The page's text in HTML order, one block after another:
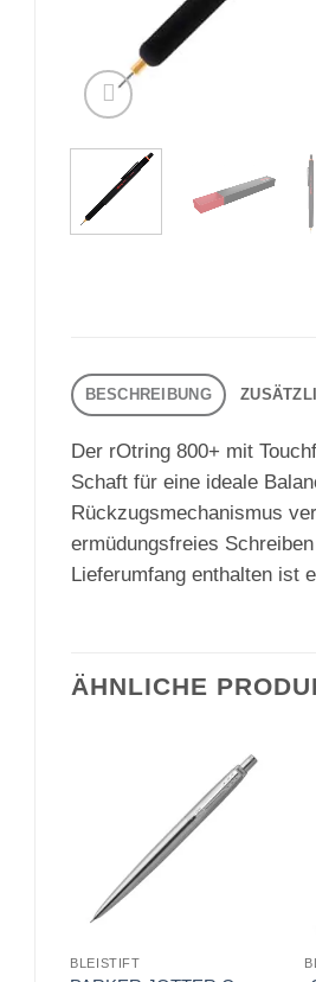
BESCHREIBUNG
Der rOtring 800+ mit
Schaft für eine ideale
Rückzugsmechanismus
ermüdungsfreies
Lieferumfang enthalten ist
ÄHNLICHE
Auf die
Merkliste
BLEISTIFT